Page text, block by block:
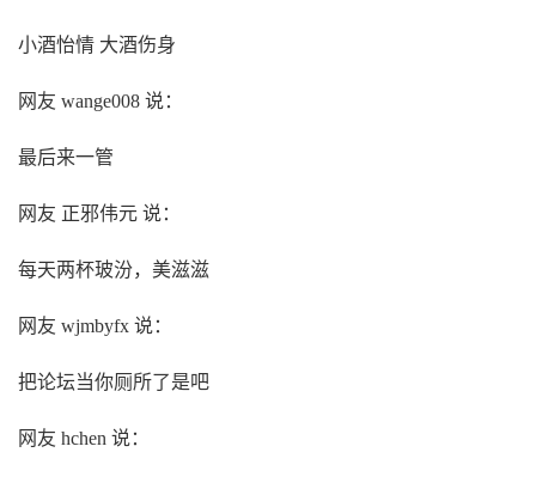
小酒怡情 大酒伤身
网友 wange008 说：
最后来一管
网友 正邪伟元 说：
每天两杯玻汾，美滋滋
网友 wjmbyfx 说：
把论坛当你厕所了是吧
网友 hchen 说：